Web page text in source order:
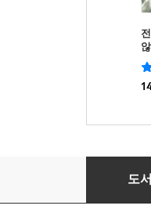
2026 가업
도